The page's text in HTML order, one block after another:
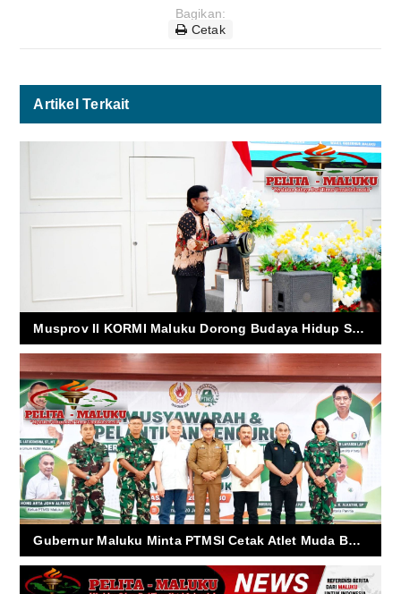
Bagikan:
Cetak
Artikel Terkait
Musprov II KORMI Maluku Dorong Budaya Hidup Sehat Menuju Indonesia Emas 2045
Gubernur Maluku Minta PTMSI Cetak Atlet Muda Berprestasi, Pembinaan dan Kompetisi Jadi Prioritas